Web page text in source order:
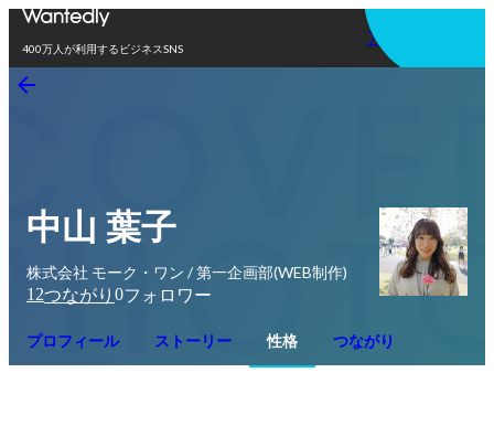
400万人が利用するビジネスSNS
アプリを使う
中山 葉子
株式会社 モーク・ワン / 第一企画部(WEB制作)
12つながり 0フォロワー
プロフィール ストーリー 性格 つながり